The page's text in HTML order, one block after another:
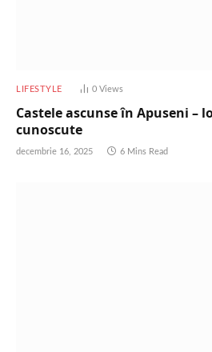
LIFESTYLE 0 Views
Castele ascunse în Apuseni –
cunoscute
decembrie 16, 2025 6 Mins Read